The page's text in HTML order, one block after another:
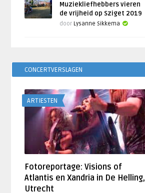
Muziekliefhebbers vieren
de vrijheid op Sziget 2019
door Lysanne Sikkema
CONCERTVERSLAGEN
ARTIESTEN
Fotoreportage: Visions of
Atlantis en Xandria in De Helling,
Utrecht